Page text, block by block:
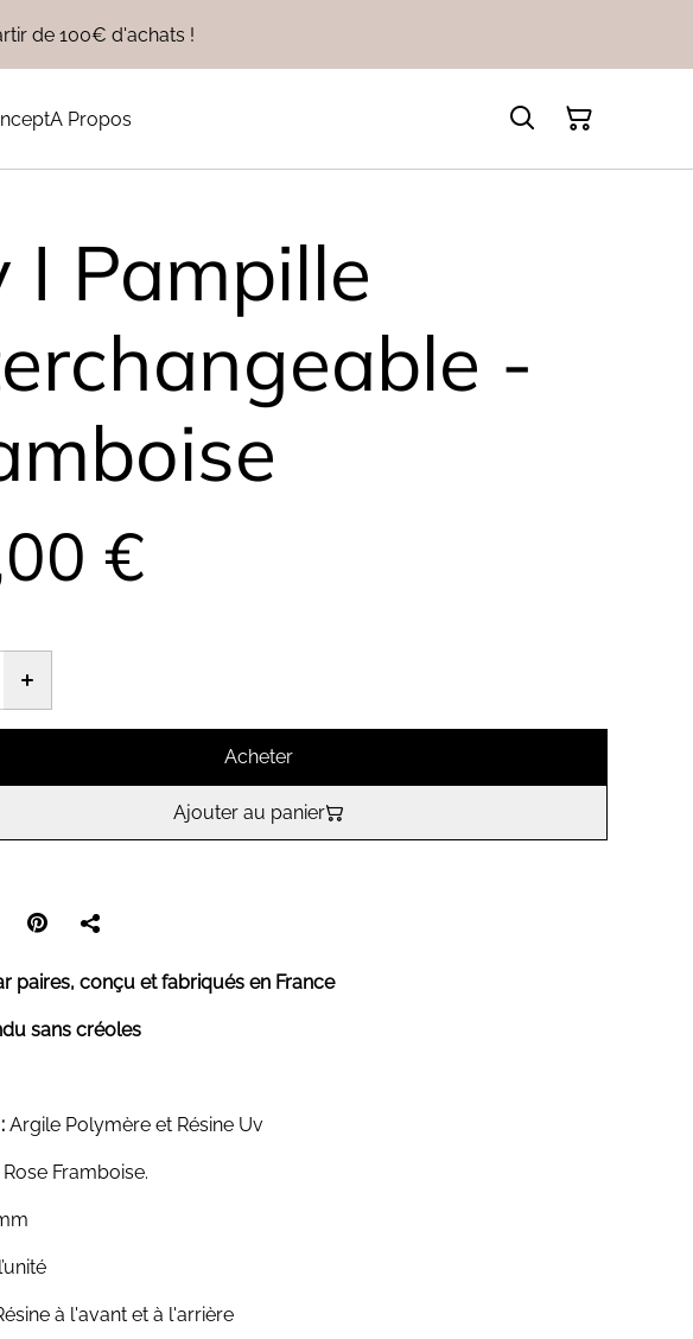
de 100€ d'achats !
A Propos
I Pampille
-
€
Acheter
Ajouter au panier
paires, conçu et fabriqués en France
sans créoles
Argile Polymère et Résine Uv
Rose Framboise.
à l'avant et à l'arrière